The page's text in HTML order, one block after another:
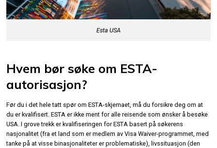
Esta USA
Hvem bør søke om ESTA-
autorisasjon?
Før du i det hele tatt spør om ESTA-skjemaet, må du forsikre deg om at
du er kvalifisert. ESTA er ikke ment for alle reisende som ønsker å besøke
USA. I grove trekk er kvalifiseringen for ESTA basert på søkerens
nasjonalitet (fra et land som er medlem av Visa Waiver-programmet, med
tanke på at visse binasjonaliteter er problematiske), livssituasjon (den